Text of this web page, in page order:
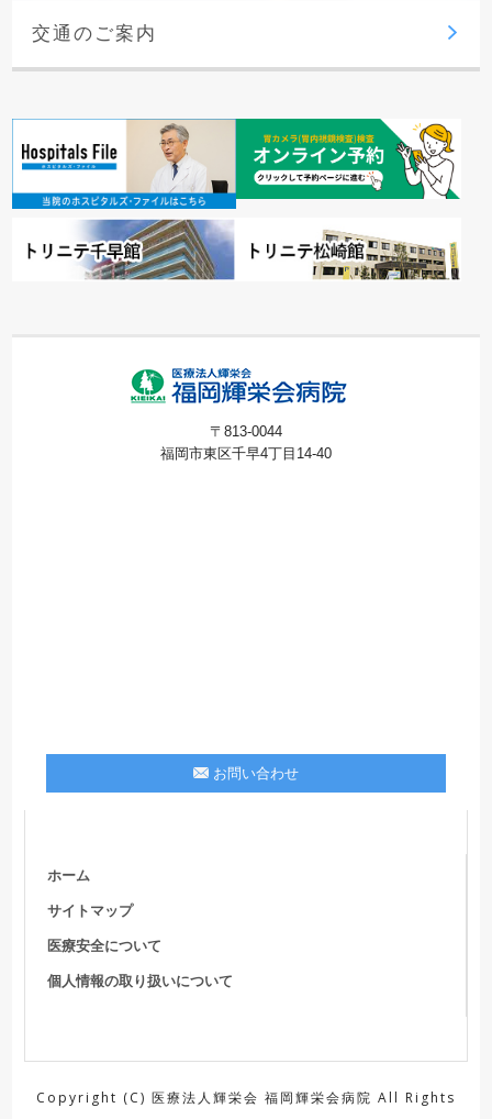
交通のご案内
〒813-0044
福岡市東区千早4丁目14-40
お問い合わせ
ホーム
サイトマップ
医療安全について
個人情報の取り扱いについて
Copyright (C) 医療法人輝栄会 福岡輝栄会病院 All Rights